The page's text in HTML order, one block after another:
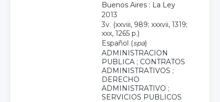
Buenos Aires : La Ley
2013
3v. (xxviii, 989; xxxvii, 1319;
xxx, 1265 p.)
Español (spa)
ADMINISTRACION
PUBLICA ; CONTRATOS
ADMINISTRATIVOS ;
DERECHO
ADMINISTRATIVO ;
SERVICIOS PUBLICOS